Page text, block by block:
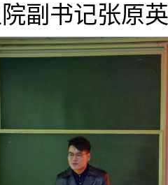
副书记张原